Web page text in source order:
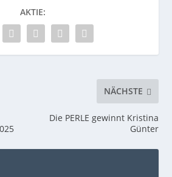
AKTIE:
NÄCHSTE
Die PERLE gewinnt Kristina
Günter